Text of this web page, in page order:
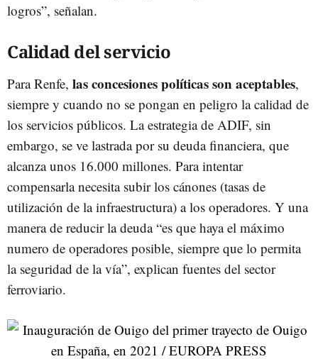
logros”, señalan.
Calidad del servicio
Para Renfe, las concesiones políticas son aceptables,
siempre y cuando no se pongan en peligro la calidad de
los servicios públicos. La estrategia de ADIF, sin
embargo, se ve lastrada por su deuda financiera, que
alcanza unos 16.000 millones. Para intentar
compensarla necesita subir los cánones (tasas de
utilización de la infraestructura) a los operadores. Y una
manera de reducir la deuda “es que haya el máximo
numero de operadores posible, siempre que lo permita
la seguridad de la vía”, explican fuentes del sector
ferroviario.